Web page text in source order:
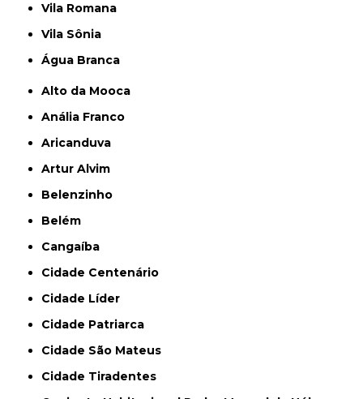
Vila Romana
Vila Sônia
Água Branca
Alto da Mooca
Anália Franco
Aricanduva
Artur Alvim
Belenzinho
Belém
Cangaíba
Cidade Centenário
Cidade Líder
Cidade Patriarca
Cidade São Mateus
Cidade Tiradentes